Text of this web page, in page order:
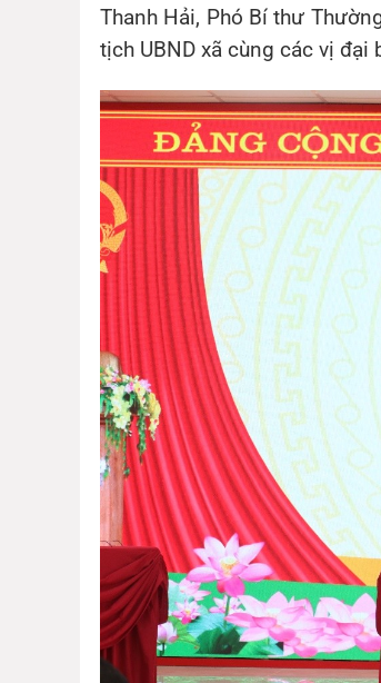
Thanh Hải, Phó Bí thư
tịch UBND xã cùng các vị đại